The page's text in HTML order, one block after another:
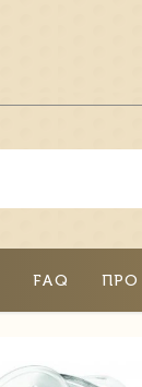
FAQ ПРО